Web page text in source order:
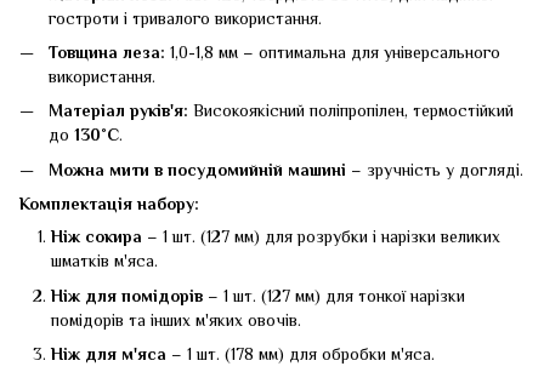
гостроти і тривалого використання.
Товщина леза: 1,0-1,8 мм – оптимальна для універсального
використання.
Матеріал руків'я: Високоякісний поліпропілен, термостійкий
до 130˚C.
Можна мити в посудомийній машині – зручність у догляді.
Комплектація набору:
Ніж сокира – 1 шт. (127 мм) для розрубки і нарізки великих
шматків м'яса.
Ніж для помідорів – 1 шт. (127 мм) для тонкої нарізки
помідорів та інших м'яких овочів.
Ніж для м'яса – 1 шт. (178 мм) для обробки м'яса.